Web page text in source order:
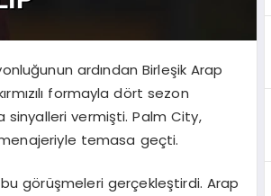
ardından Birleşik Arap
formayla dört sezon
vermişti. Palm City,
temasa geçti.
görüşmeleri gerçekleştirdi. Arap